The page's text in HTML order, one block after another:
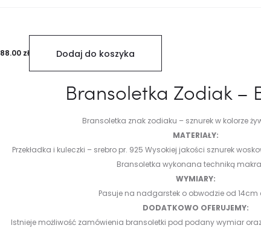
88.00 zł Dodaj do koszyka
Bransoletka Zodiak –
Bransoletka znak zodiaku – sznurek w kolorze
MATERIAŁY:
Przekładka i kuleczki – srebro pr. 925 Wysokiej jakości sznurek
Bransoletka wykonana techniką
WYMIARY:
Pasuje na nadgarstek o obwodzie od 14cm
DODATKOWO OFERUJEMY:
Istnieje możliwość zamówienia bransoletki pod podany wymiar